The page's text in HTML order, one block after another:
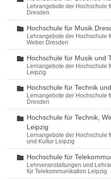
Lehrangebote der Hochschule
Dresden
Ordner
Hochschule für Musik
Lehrangebote der Hochschule
Weber Dresden
Ordner
Hochschule für Musik und
Lernangebote der Hochschule
Leipzig
Ordner
Hochschule für Technik
Lernangebote der Hochschule
Dresden
Ordner
Hochschule für Technik,
Leipzig
Lernangebote der Hochschule
und Kultur Leipzig
Ordner
Hochschule für
Lehrveranstaltungen und
für Telekommunikation Leipzig